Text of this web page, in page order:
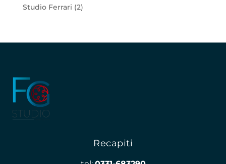
Studio Ferrari (2)
Recapiti